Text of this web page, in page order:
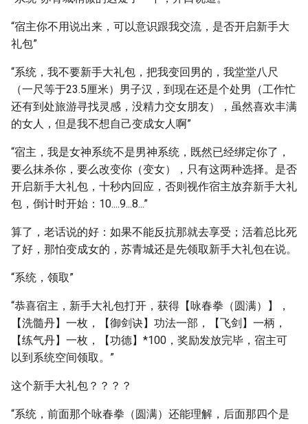
“宿主你不用说出来，可以意识跟我交流，是否开启新手大
礼包”
“系统，我不要新手大礼包，把我变回男的，我堂堂八尺
（一尺等于23.5厘米）男子汉，到现在还是个处男（工作忙
还有到处旅游寻找灵感，没精力交女朋友），虽然喜欢丰满
的女人，但是我不想自己变成女人啊”
“宿主，我是女神系统不是男神系统，既然已经绑定你了，
要么抹杀你，要么改变你（变女），只有这两种选择。是否
开启新手大礼包，十秒内回应，否则视作宿主放弃新手大礼
包，倒计时开始：10....9...8...”
算了，老话说的好：如果不能反抗那就去享受；活着总比死
了好，那怕变成女的，苏青城还是先领取新手大礼包在说。
“系统，领取”
“恭喜宿主，新手大礼包打开，获得【咏春拳（圆满）】，
【洗髓丹】一枚，【御剑诀】功法一部，【飞剑】一柄，
【练气丹】一枚，【功德】*100，奖励发放完毕，宿主可
以到系统空间领取。”
这个新手大礼包？？？？
“系统，前面那个咏春拳（圆满）还能理解，后面那四个是